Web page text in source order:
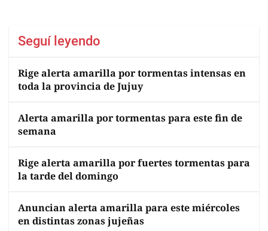
Seguí leyendo
Rige alerta amarilla por tormentas intensas en
toda la provincia de Jujuy
Alerta amarilla por tormentas para este fin de
semana
Rige alerta amarilla por fuertes tormentas para
la tarde del domingo
Anuncian alerta amarilla para este miércoles
en distintas zonas jujeñas